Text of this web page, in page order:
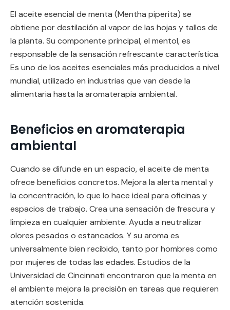
El aceite esencial de menta (Mentha piperita) se
obtiene por destilación al vapor de las hojas y tallos de
la planta. Su componente principal, el mentol, es
responsable de la sensación refrescante característica.
Es uno de los aceites esenciales más producidos a nivel
mundial, utilizado en industrias que van desde la
alimentaria hasta la aromaterapia ambiental.
Beneficios en aromaterapia
ambiental
Cuando se difunde en un espacio, el aceite de menta
ofrece beneficios concretos. Mejora la alerta mental y
la concentración, lo que lo hace ideal para oficinas y
espacios de trabajo. Crea una sensación de frescura y
limpieza en cualquier ambiente. Ayuda a neutralizar
olores pesados o estancados. Y su aroma es
universalmente bien recibido, tanto por hombres como
por mujeres de todas las edades. Estudios de la
Universidad de Cincinnati encontraron que la menta en
el ambiente mejora la precisión en tareas que requieren
atención sostenida.